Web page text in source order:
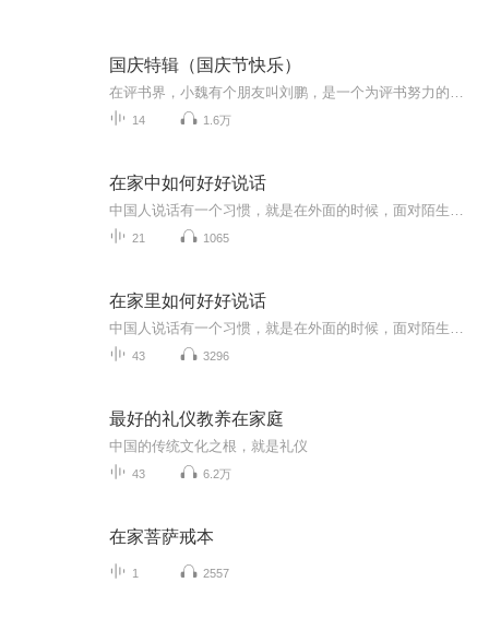
国庆特辑（国庆节快乐）
14 1.6万
在家中如何好好说话
21 1065
在家里如何好好说话
43 3296
最好的礼仪教养在家庭
中国的传统文化之根，就是礼仪
43 6.2万
在家菩萨戒本
1 2557